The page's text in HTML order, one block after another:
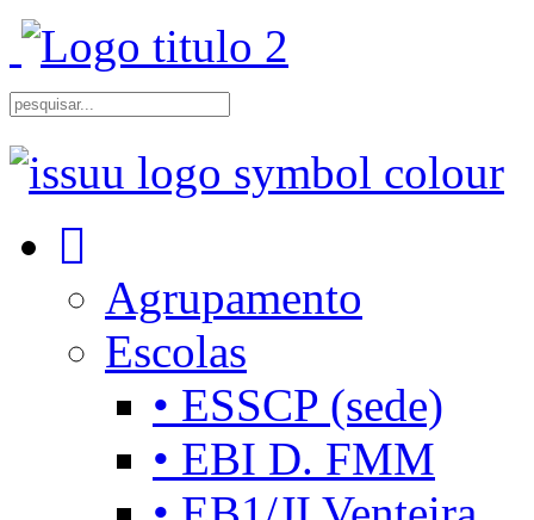
Agrupamento
Escolas
• ESSCP (sede)
• EBI D. FMM